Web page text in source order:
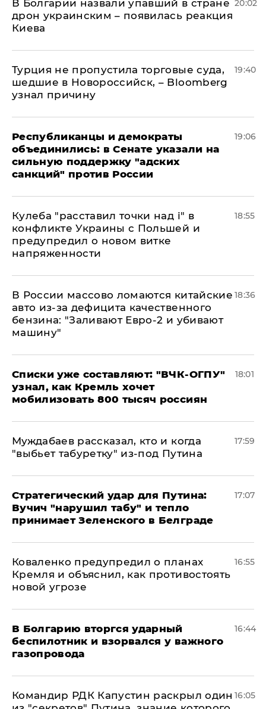
В Болгарии назвали упавший в стране
дрон украинским – появилась реакция
Киева
20:02
Турция не пропустила торговые суда,
шедшие в Новороссийск, – Bloomberg
узнал причину
19:40
Республиканцы и демократы
объединились: в Сенате указали на
сильную поддержку "адских
санкций" против России
19:06
Кулеба "расставил точки над і" в
конфликте Украины с Польшей и
предупредил о новом витке
напряженности
18:55
В России массово ломаются китайские
авто из-за дефицита качественного
бензина: "Заливают Евро-2 и убивают
машину"
18:36
Списки уже составляют: "ВЧК-ОГПУ"
узнал, как Кремль хочет
мобилизовать 800 тысяч россиян
18:01
Муждабаев рассказал, кто и когда
"выбьет табуретку" из-под Путина
17:59
Стратегический удар для Путина:
Вучич "нарушил табу" и тепло
принимает Зеленского в Белграде
17:07
Коваленко предупредил о планах
Кремля и объяснил, как противостоять
новой угрозе
16:55
В Болгарию вторгся ударный
беспилотник и взорвался у важного
газопровода
16:44
Командир РДК Капустин раскрыл один 16:05